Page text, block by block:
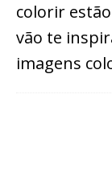
colorir
vão te
imagens